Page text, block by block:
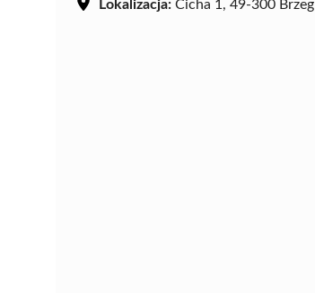
Lokalizacja: Cicha 1, 49-300 Brzeg